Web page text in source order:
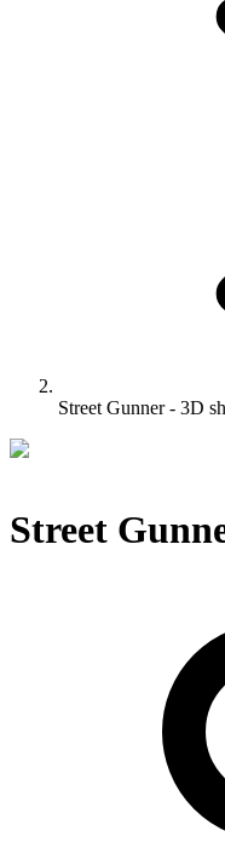
Street Gunner - 3D
Street